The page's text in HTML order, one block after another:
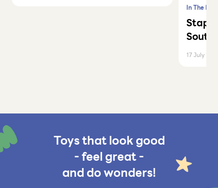
In The
Is the
17 July
Toys that look good
- feel great -
and do wonders!